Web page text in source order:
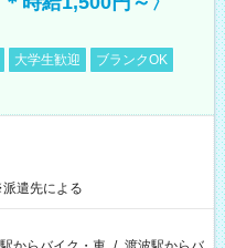
大学生歓迎
ブランクOK
遣先による